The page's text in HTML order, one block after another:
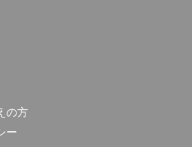
的
賃貸、仲介、管理等の取引に関す
の達成に必要な範囲での、個人情
商品に関する契約の履行、情報、
ル等による営業活動、及びアンケ
ケティング活動、顧客動向分析ま
分析。
の方
ー